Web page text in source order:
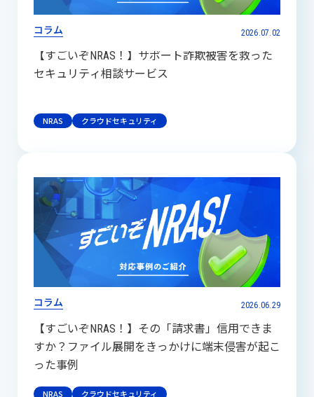
コラム 2026.07.02
【すごいぞNRAS！】サポート詐欺被害を救った
セキュリティ相談サービス
NRAS クラウドセキュリティ
コラム 2026.06.29
【すごいぞNRAS！】その「請求書」信用できま
すか？ファイル展開をきっかけに端末侵害が起こ
った事例
NRAS クラウドセキュリティ